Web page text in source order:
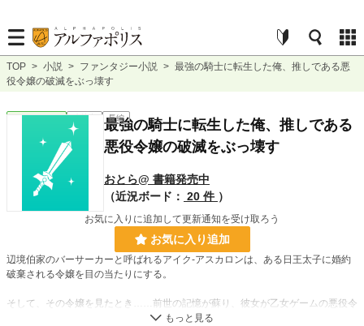
TOP > 小説 > ファンタジー小説 > 最強の騎士に転生した俺、推しである悪
役令嬢の破滅をぶっ壊す
ファンタジー 連載中 長編
最強の騎士に転生した俺、推しである
悪役令嬢の破滅をぶっ壊す
おとら@ 書籍発売中
（近況ボード： 20 件 ）
お気に入りに追加して更新通知を受け取ろう
お気に入り追加
辺境伯家のバーサーカーと呼ばれるアイク-アスカロンは、ある日王太子に婚約
破棄される令嬢を目の当たりにする。
そして、その令嬢を見たとき……前世の記憶が蘇り、彼女が乙女ゲームの悪役令